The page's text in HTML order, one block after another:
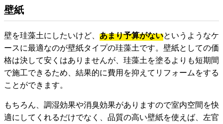
壁紙
壁を珪藻土にしたいけど、 あまり予算がないというようなケ
ースに最適なのが壁紙タイプの珪藻土です。壁紙としての価
格は決して安くはありませんが、珪藻土を塗るよりも短期間
で施工できるため、結果的に費用を抑えてリフォームをする
ことができます。
もちろん、調湿効果や消臭効果がありますので室内空間を快
適にしてくれるだけでなく、品質の高い壁紙を使えば、左官